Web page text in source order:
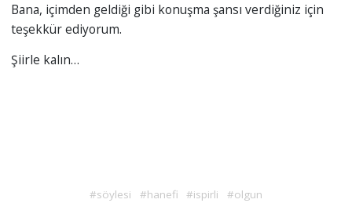
Bana, içimden geldiği gibi konuşma şansı verdiğiniz için
teşekkür ediyorum.
Şiirle kalın…
#söylesi #hanefi #ispirli #olgun